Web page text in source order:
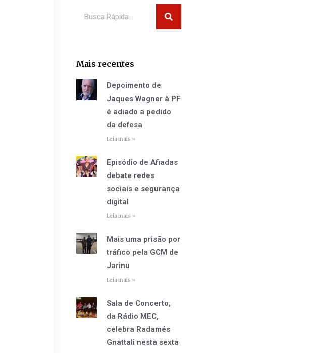
Mais recentes
Depoimento de
Jaques Wagner à PF
é adiado a pedido
da defesa
Leia mais »
Episódio de Afiadas
debate redes
sociais e segurança
digital
Leia mais »
Mais uma prisão por
tráfico pela GCM de
Jarinu
Leia mais »
Sala de Concerto,
da Rádio MEC,
celebra Radamés
Gnattali nesta sexta